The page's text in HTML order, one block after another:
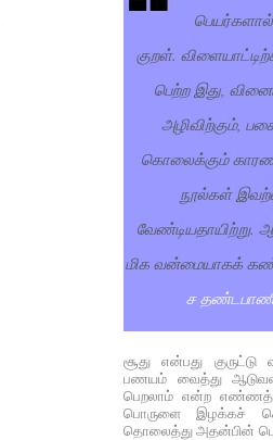
குறள்.
பெற்ற இது,
அழிவிற்கும்,
கொலைக்கும்
நூல்கள்
வேண்டியதாயிற்று.
மிக வன்மையாகக்
ச
சூது என்பது
பணயம் வைத்து
பெறலாம் என்ற
பொருளை இழக்கச்
தொலைத்து அதன்பின்